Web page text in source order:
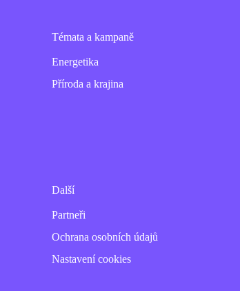
Témata a kampaně
Energetika
Příroda a krajina
Další
Partneři
Ochrana osobních údajů
Nastavení cookies